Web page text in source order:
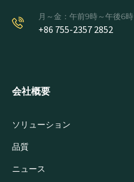
月～金：午前9時～午後6時
+86 755-2357 2852
会社概要
ソリューション
品質
ニュース